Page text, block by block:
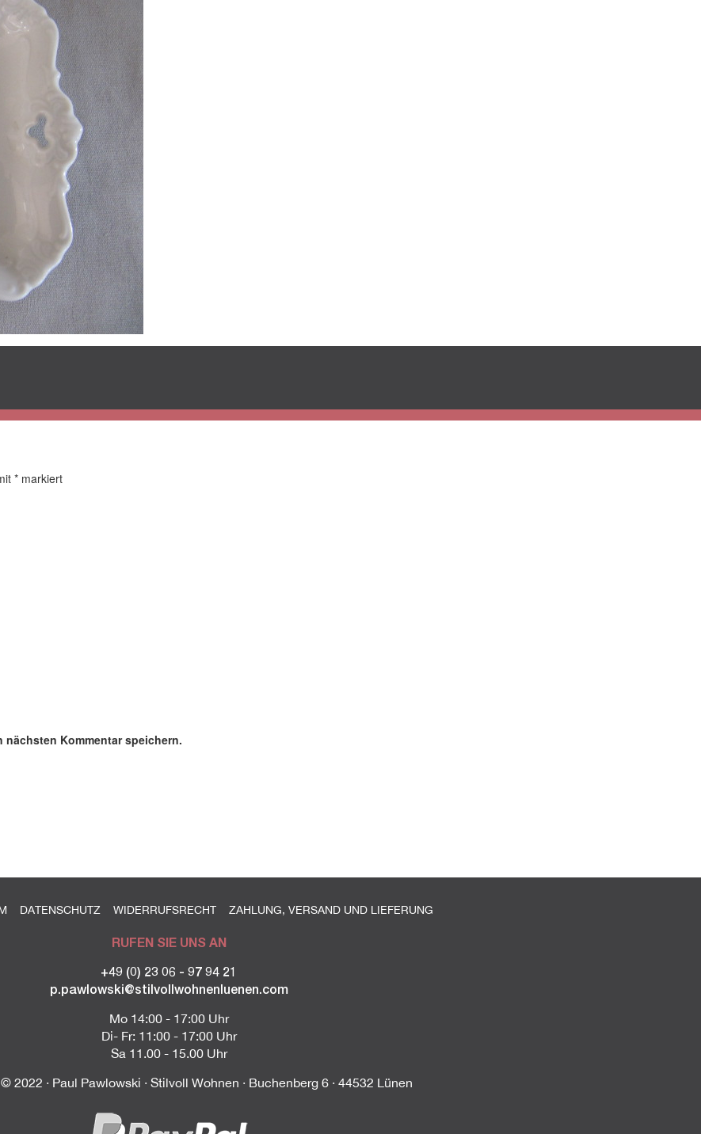
* markiert
nächsten Kommentar speichern.
DATENSCHUTZ WIDERRUFSRECHT ZAHLUNG, VERSAND UND LIEFERUNG
RUFEN SIE UNS AN
+49 (0) 23 06 - 97 94 21
p.pawlowski@stilvollwohnenluenen.com
Mo 14:00 - 17:00 Uhr
Di- Fr: 11:00 - 17:00 Uhr
Sa 11.00 - 15.00 Uhr
2022 · Paul Pawlowski · Stilvoll Wohnen · Buchenberg 6 · 44532 Lünen